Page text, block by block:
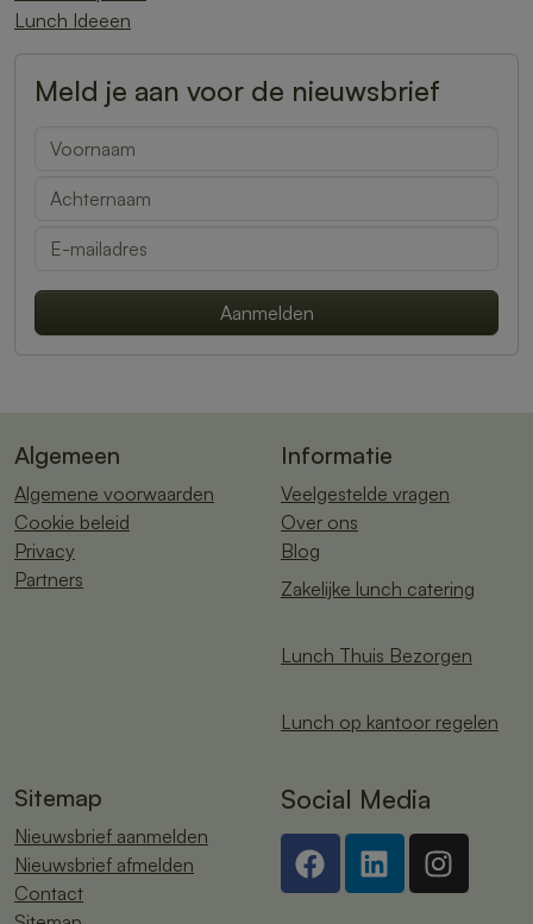
Lunch Ideeen
Meld je aan voor de nieuwsbrief
Aanmelden
Algemeen
Algemene voorwaarden
Cookie beleid
Privacy
Partners
Informatie
Veelgestelde vragen
Over ons
Blog
Zakelijke lunch catering
Lunch Thuis Bezorgen
Lunch op kantoor regelen
Sitemap
Nieuwsbrief aanmelden
Nieuwsbrief afmelden
Contact
Social Media